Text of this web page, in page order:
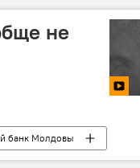
не
банк Молдовы